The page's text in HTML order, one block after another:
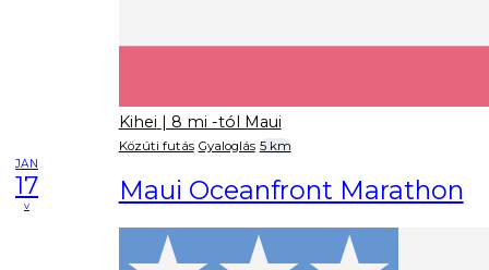
Kihei | 8 mi -tól Maui
Közúti futás Gyaloglás 5 km
JAN
17
v Maui Oceanfront Marathon